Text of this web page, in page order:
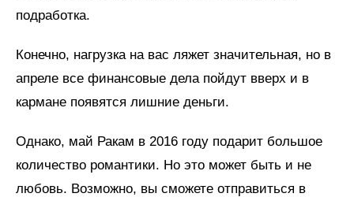
подработка.
Конечно, нагрузка на вас ляжет значительная, но в
апреле все финансовые дела пойдут вверх и в
кармане появятся лишние деньги.
Однако, май Ракам в 2016 году подарит большое
количество романтики. Но это может быть и не
любовь. Возможно, вы сможете отправиться в